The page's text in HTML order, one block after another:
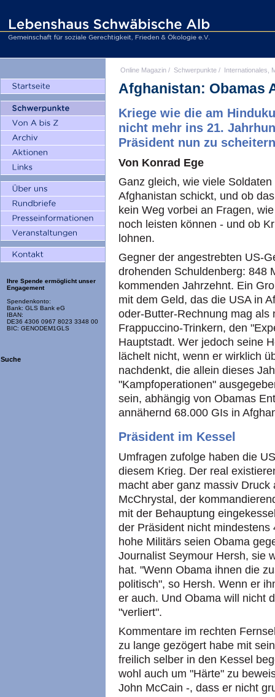
Ihre Spende ermöglicht unser
Engagement
Spendenkonto:
Bank: GLS Bank eG
IBAN:
DE36 4306 0967 8023 3348 00
BIC: GENODEM1GLS
Suche
Online Magazin / Schwerpunkte / Internationales,
Afghanistan: Obamas
Kriege wie die am
nicht mehr ins 21.
Präsident nun zu scheitern
Von Konrad Ege
Ganz gleich, wie viele
Afghanistan schickt, und ob
kein Weg vorbei an Fragen,
noch leisten können - und ob
lohnen.
Gegner der angestrebten US-
drohenden Schuldenberg: 848
kommenden Jahrzehnt. Ein
mit dem Geld, das die USA in
oder-Butter-Rechnung mag
Frappuccino-Trinkern, den
Hauptstadt. Wer jedoch seine
lächelt nicht, wenn er wirklich
nachdenkt, die allein dieses
"Kampfoperationen"
sein, abhängig von Obamas
annähernd 68.000 GIs in
Präsident im Kessel
Umfragen zufolge haben die
diesem Krieg. Der real
macht aber ganz massiv
McChrystal, der
mit der Behauptung
der Präsident nicht
hohe Militärs seien Obama
Journalist Seymour Hersh, sie
hat. "Wenn Obama ihnen die
politisch", so Hersh. Wenn er
er auch. Und Obama will nicht
"verliert".
Kommentare im rechten
zu lange gezögert habe mit
freilich selber in den Kessel
wohl auch um "Härte" zu
John McCain -, dass er nicht